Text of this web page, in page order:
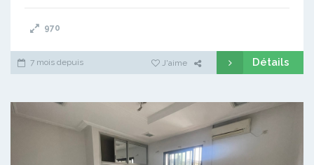
970
7 mois depuis J'aime Détails